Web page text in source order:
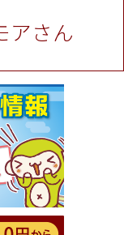
大黒屋 高田馬場
5％OFF（ナチ
マキマキ］）
脱毛11,000円
毛サロン Mickle
円→3,000円（料
タリアン Pia Cu
アさん